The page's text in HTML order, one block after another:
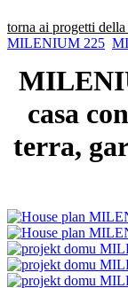
torna ai progetti della
MILENIUM 225
casa
terra,